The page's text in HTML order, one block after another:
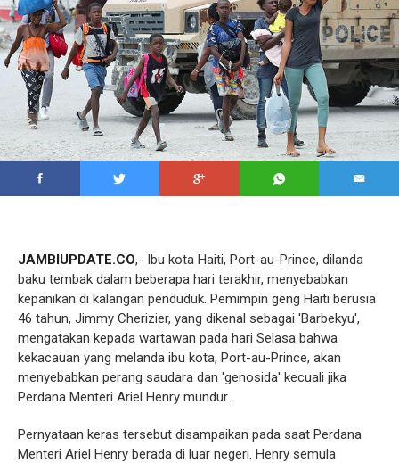
JAMBIUPDATE.CO,- Ibu kota Haiti, Port-au-Prince, dilanda
baku tembak dalam beberapa hari terakhir, menyebabkan
kepanikan di kalangan penduduk. Pemimpin geng Haiti berusia
46 tahun, Jimmy Cherizier, yang dikenal sebagai 'Barbekyu',
mengatakan kepada wartawan pada hari Selasa bahwa
kekacauan yang melanda ibu kota, Port-au-Prince, akan
menyebabkan perang saudara dan 'genosida' kecuali jika
Perdana Menteri Ariel Henry mundur.
Pernyataan keras tersebut disampaikan pada saat Perdana
Menteri Ariel Henry berada di luar negeri. Henry semula